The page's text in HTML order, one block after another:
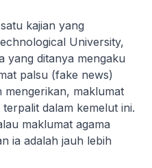
kajian yang
University,
yang ditanya mengaku
palsu (fake news)
mengerikan, maklumat
dalam kemelut ini.
maklumat agama
ia adalah jauh lebih